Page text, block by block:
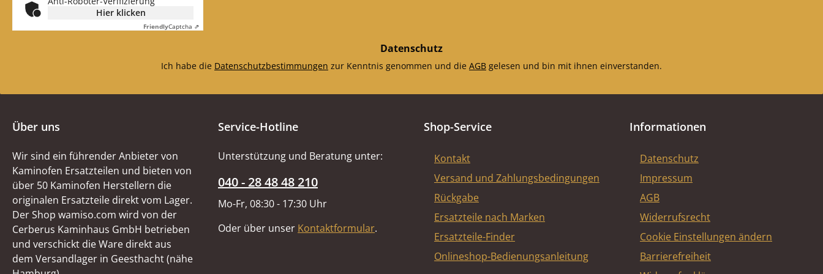
Hier klicken
FriendlyCaptcha ⇗
Datenschutz
Ich habe die Datenschutzbestimmungen zur Kenntnis genommen und die AGB gelesen und bin mit ihnen einverstanden.
Über uns
Wir sind ein führender Anbieter von
Kaminofen Ersatzteilen und bieten von
über 50 Kaminofen Herstellern die
originalen Ersatzteile direkt vom Lager.
Der Shop wamiso.com wird von der
Cerberus Kaminhaus GmbH betrieben
und verschickt die Ware direkt aus
dem Versandlager in Geesthacht (nähe
Service-Hotline
Unterstützung und Beratung unter:
040 - 28 48 48 210
Mo-Fr, 08:30 - 17:30 Uhr
Oder über unser Kontaktformular.
Shop-Service
Kontakt
Versand und Zahlungsbedingungen
Rückgabe
Ersatzteile nach Marken
Ersatzteile-Finder
Onlineshop-Bedienungsanleitung
Informationen
Datenschutz
Impressum
AGB
Widerrufsrecht
Cookie Einstellungen ändern
Barrierefreiheit